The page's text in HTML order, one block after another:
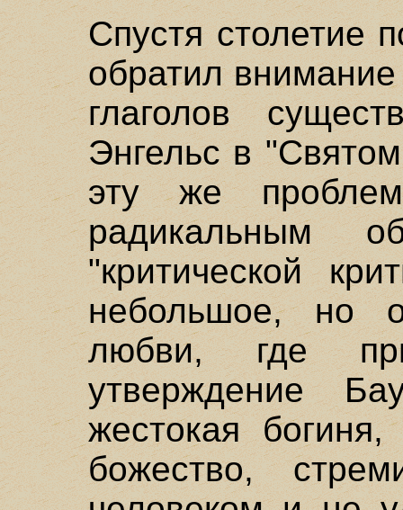
Спустя столетие
обратил
глаголов
Энгельс в
эту же
радикальным
"критической
небольшое, но
любви, где
утверждение
жестокая
божество,